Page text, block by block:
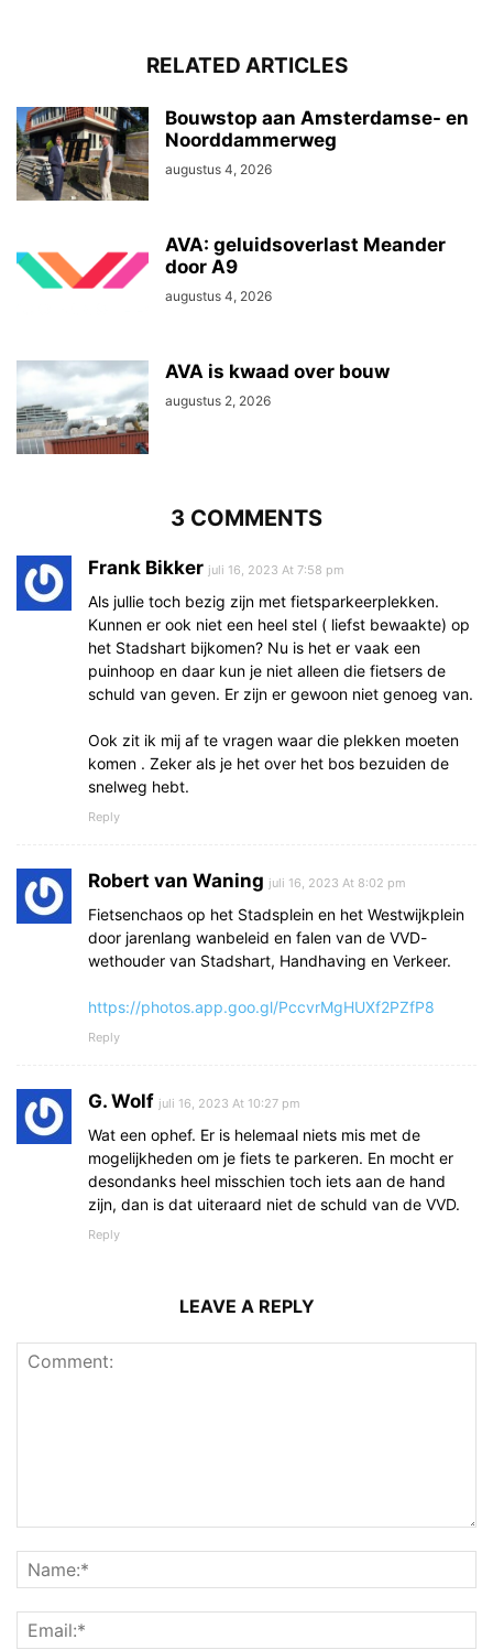
RELATED ARTICLES
Bouwstop aan Amsterdamse- en
Noorddammerweg
augustus 4, 2026
AVA: geluidsoverlast Meander
door A9
augustus 4, 2026
AVA is kwaad over bouw
augustus 2, 2026
3 COMMENTS
Frank Bikker juli 16, 2023 At 7:58 pm
Als jullie toch bezig zijn met fietsparkeerplekken.
Kunnen er ook niet een heel stel ( liefst bewaakte) op
het Stadshart bijkomen? Nu is het er vaak een
puinhoop en daar kun je niet alleen die fietsers de
schuld van geven. Er zijn er gewoon niet genoeg van.
Ook zit ik mij af te vragen waar die plekken moeten
komen . Zeker als je het over het bos bezuiden de
snelweg hebt.
Reply
Robert van Waning juli 16, 2023 At 8:02 pm
Fietsenchaos op het Stadsplein en het Westwijkplein
door jarenlang wanbeleid en falen van de VVD-
wethouder van Stadshart, Handhaving en Verkeer.
https://photos.app.goo.gl/PccvrMgHUXf2PZfP8
Reply
G. Wolf juli 16, 2023 At 10:27 pm
Wat een ophef. Er is helemaal niets mis met de
mogelijkheden om je fiets te parkeren. En mocht er
desondanks heel misschien toch iets aan de hand
zijn, dan is dat uiteraard niet de schuld van de VVD.
Reply
LEAVE A REPLY